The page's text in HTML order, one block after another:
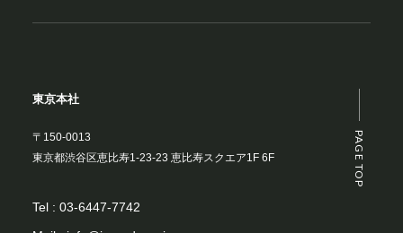
PAGE TOP
東京本社
〒150-0013
東京都渋谷区恵比寿1-23-23 恵比寿スクエア1F 6F
Tel : 03-6447-7742